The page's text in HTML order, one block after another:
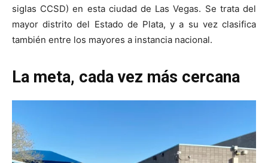
siglas CCSD) en esta ciudad de Las Vegas. Se trata del
mayor distrito del Estado de Plata, y a su vez clasifica
también entre los mayores a instancia nacional.
La meta, cada vez más cercana